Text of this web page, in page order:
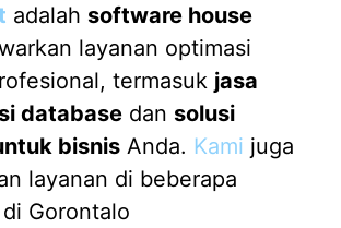
adalah software house
layanan optimasi
termasuk jasa
database dan solusi
bisnis Anda. Kami juga
layanan di beberapa
Gorontalo